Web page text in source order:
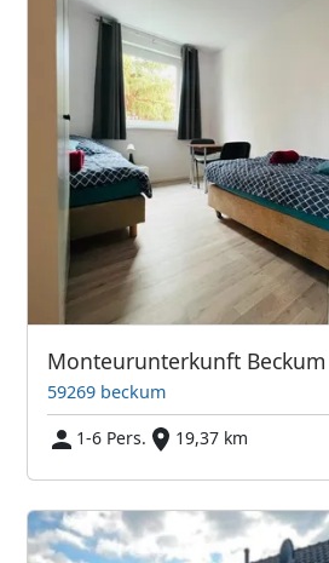
Monteurunterkunft Beckum
59269 beckum
1-6 Pers.
19,37 km